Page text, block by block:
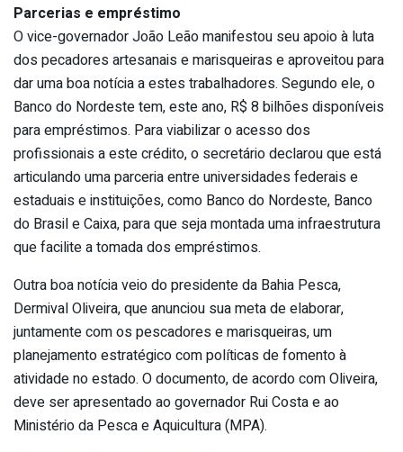
Parcerias e empréstimo
O vice-governador João Leão manifestou seu apoio à luta
dos pecadores artesanais e marisqueiras e aproveitou para
dar uma boa notícia a estes trabalhadores. Segundo ele, o
Banco do Nordeste tem, este ano, R$ 8 bilhões disponíveis
para empréstimos. Para viabilizar o acesso dos
profissionais a este crédito, o secretário declarou que está
articulando uma parceria entre universidades federais e
estaduais e instituições, como Banco do Nordeste, Banco
do Brasil e Caixa, para que seja montada uma infraestrutura
que facilite a tomada dos empréstimos.
Outra boa notícia veio do presidente da Bahia Pesca,
Dermival Oliveira, que anunciou sua meta de elaborar,
juntamente com os pescadores e marisqueiras, um
planejamento estratégico com políticas de fomento à
atividade no estado. O documento, de acordo com Oliveira,
deve ser apresentado ao governador Rui Costa e ao
Ministério da Pesca e Aquicultura (MPA).